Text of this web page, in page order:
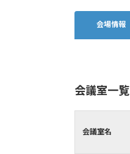
会場情報
会議室一覧
会議室名